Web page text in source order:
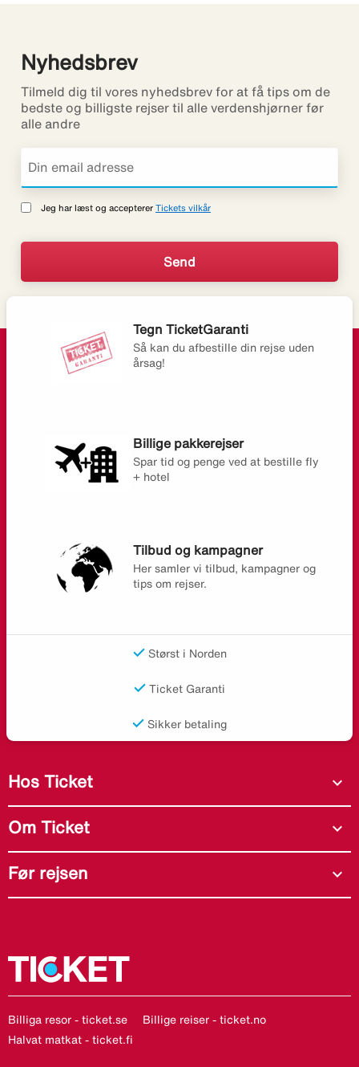
Nyhedsbrev
Tilmeld dig til vores nyhedsbrev for at få tips om de
bedste og billigste rejser til alle verdenshjørner før
alle andre
Jeg har læst og accepterer Tickets vilkår
Tegn TicketGaranti
Så kan du afbestille din rejse uden
årsag!
Billige pakkerejser
Spar tid og penge ved at bestille fly
+ hotel
Tilbud og kampagner
Her samler vi tilbud, kampagner og
tips om rejser.
Størst i Norden
Ticket Garanti
Sikker betaling
Hos Ticket expand_more
Om Ticket expand_more
Før rejsen expand_more
Billiga resor - ticket.se
Billige reiser - ticket.no
Halvat matkat - ticket.fi